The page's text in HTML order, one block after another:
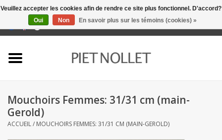
0 Articles - €0,00
serviettes
Mouchoirs Femmes: 31/31 cm (main-
Gerold)
ACCUEIL/ MOUCHOIRS FEMMES: 31/31 CM (MAIN-GEROLD)
Veuillez accepter les cookies afin de rendre ce site plus fonctionnel. D'accord?
Oui
Non En savoir plus sur les témoins (cookies) »